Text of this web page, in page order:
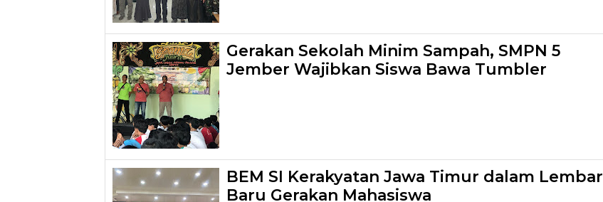
Gerakan Sekolah Minim Sampah, SMPN 5
Jember Wajibkan Siswa Bawa Tumbler
BEM SI Kerakyatan Jawa Timur dalam Lembar
Baru Gerakan Mahasiswa